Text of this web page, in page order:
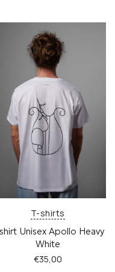
το
προϊόν
έχει
πολλαπλές
παραλλαγές.
Οι
επιλογές
μπορούν
να
επιλεγούν
στη
σελίδα
προϊόντος
T-shirts
Unisex Apollo Heavy
White
€35,00